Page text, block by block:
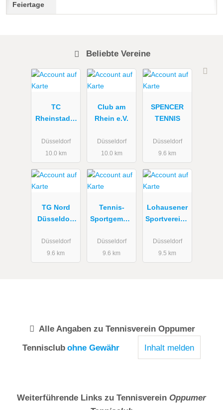
Beliebte Vereine
TC
Rheinstadio
Düsseldorf
10.0 km
Club am
Rhein e.V.
Düsseldorf
10.0 km
SPENCER
TENNIS
Düsseldorf
9.6 km
TG Nord
Düsseldorf
& Padel
Düsseldorf
9.6 km
Tennis-
Sportgemein
Weiß
Düsseldorf
9.6 km
Lohausener
Sportverein -
Düsseldorf
9.5 km
Alle Angaben zuTennisverein Oppumer
Tennisclub ohne Gewähr Inhalt melden
Weiterführende Links zu Tennisverein Oppumer